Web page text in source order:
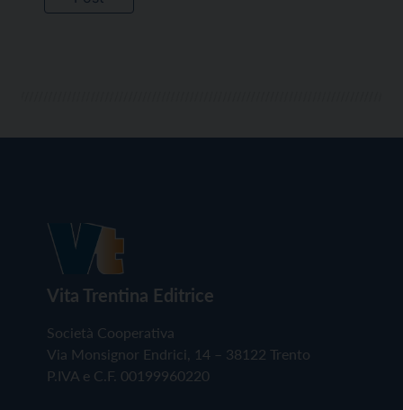
Vita Trentina Editrice
Società Cooperativa
Via Monsignor Endrici, 14 – 38122 Trento
P.IVA e C.F. 00199960220